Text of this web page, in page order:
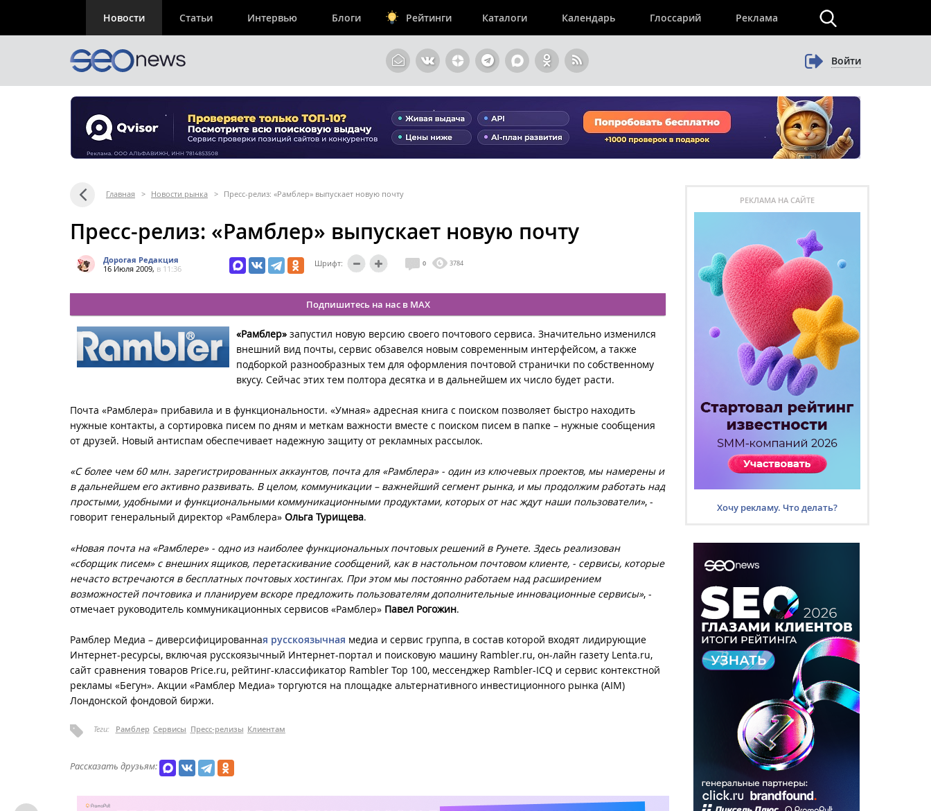
Новости Статьи Интервью Блоги Рейтинги Каталоги Календарь Глоссарий Реклама
Войти
Главная > Новости рынка > Пресс-релиз: «Рамблер» выпускает новую почту
Пресс-релиз: «Рамблер» выпускает новую почту
Дорогая Редакция
16 Июля 2009, в 11:36
Шрифт: 0 3784
Подпишитесь на нас в MAX
«Рамблер» запустил новую версию своего почтового сервиса. Значительно изменился
внешний вид почты, сервис обзавелся новым современным интерфейсом, а также
подборкой разнообразных тем для оформления почтовой странички по собственному
вкусу. Сейчас этих тем полтора десятка и в дальнейшем их число будет расти.
Почта «Рамблера» прибавила и в функциональности. «Умная» адресная книга с поиском позволяет быстро находить
нужные контакты, а сортировка писем по дням и меткам важности вместе с поиском писем в папке – нужные сообщения
от друзей. Новый антиспам обеспечивает надежную защиту от рекламных рассылок.
«С более чем 60 млн. зарегистрированных аккаунтов, почта для «Рамблера» - один из ключевых проектов, мы намерены и
в дальнейшем его активно развивать. В целом, коммуникации – важнейший сегмент рынка, и мы продолжим работать над
простыми, удобными и функциональными коммуникационными продуктами, которых от нас ждут наши пользователи», -
говорит генеральный директор «Рамблера» Ольга Турищева.
«Новая почта на «Рамблере» - одно из наиболее функциональных почтовых решений в Рунете. Здесь реализован
«сборщик писем» с внешних ящиков, перетаскивание сообщений, как в настольном почтовом клиенте, - сервисы, которые
нечасто встречаются в бесплатных почтовых хостингах. При этом мы постоянно работаем над расширением
возможностей почтовика и планируем вскоре предложить пользователям дополнительные инновационные сервисы», -
отмечает руководитель коммуникационных сервисов «Рамблер» Павел Рогожин.
Рамблер Медиа – диверсифицированная русскоязычная медиа и сервис группа, в состав которой входят лидирующие
Интернет-ресурсы, включая русскоязычный Интернет-портал и поисковую машину Rambler.ru, он-лайн газету Lenta.ru,
сайт сравнения товаров Price.ru, рейтинг-классификатор Rambler Top 100, мессенджер Rambler-ICQ и сервис контекстной
рекламы «Бегун». Акции «Рамблер Медиа» торгуются на площадке альтернативного инвестиционного рынка (AIM)
Лондонской фондовой биржи.
Теги: Рамблер Сервисы Пресс-релизы Клиентам
Рассказать друзьям:
РЕКЛАМА НА САЙТЕ
Хочу рекламу. Что делать?